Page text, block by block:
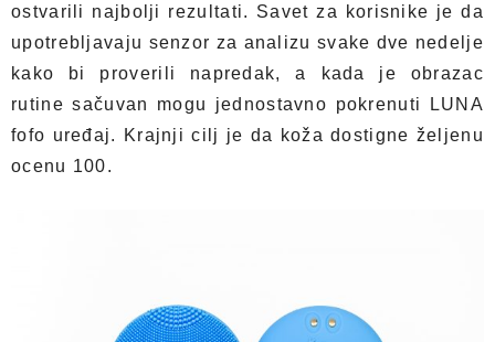
ostvarili najbolji rezultati. Savet za korisnike je da
upotrebljavaju senzor za analizu svake dve nedelje
kako bi proverili napredak, a kada je obrazac
rutine sačuvan mogu jednostavno pokrenuti LUNA
fofo uređaj. Krajnji cilj je da koža dostigne željenu
ocenu 100.